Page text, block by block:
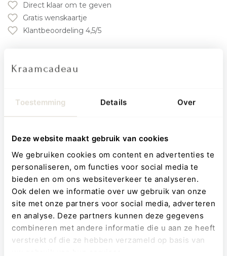
Toestemming Details Over
Deze website maakt gebruik van cookies
We gebruiken cookies om content en advertenties te
personaliseren, om functies voor social media te
bieden en om ons websiteverkeer te analyseren.
Ook delen we informatie over uw gebruik van onze
site met onze partners voor social media, adverteren
en analyse. Deze partners kunnen deze gegevens
combineren met andere informatie die u aan ze heeft
verstrekt of die ze hebben verzameld op basis van
Direct klaar om te geven
Gratis wenskaartje
Klantbeoordeling 4,5/5
Een geboortetegel is een schitterende manier om een van de
mooiste momenten in je leven vast te leggen: de geboorte
van je kindje! Dit keramieken geboortetegel, versierd met
perfecte manier om de komst van je kleintje te vieren. Dit
tegeltje is niet alleen een prachtige aanvulling op je interieur,
maar ook een persoonlijk en uniek cadeau voor jezelf, je
partner, grootouders of vrienden.
De productspecificaties van